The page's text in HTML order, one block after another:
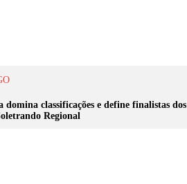
domina classificações e define finalistas dos
Regional